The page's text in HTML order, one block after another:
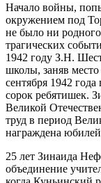
Начало войны,
окружением под
не было ни
трагических
1942 году З.Н.
школы, заняв
сентября 1942
сорок ребятишек.
Великой
труд в период
награждена
25 лет Зинаида Н
объединение